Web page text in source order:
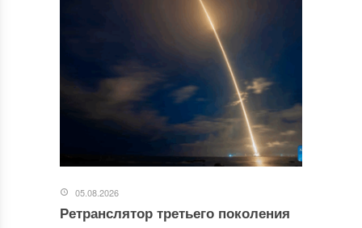
05.08.2026
Ретранслятор третьего поколения